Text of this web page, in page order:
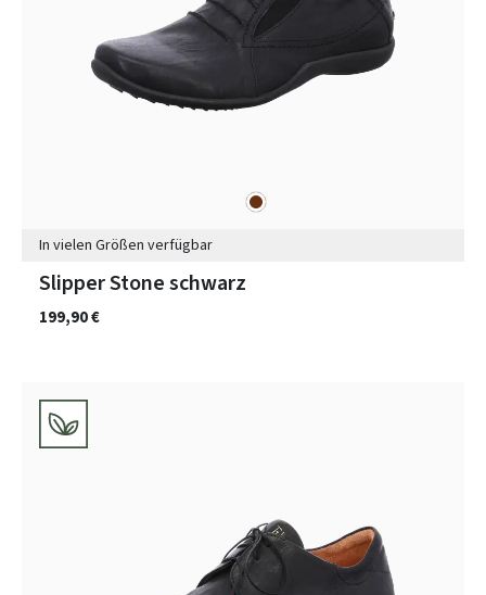
braun
In vielen Größen verfügbar
Slipper Stone schwarz
199,90 €